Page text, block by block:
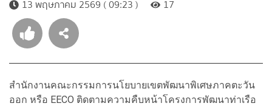
13 พฤษภาคม 2569 ( 09:23 )
17
สำนักงานคณะกรรมการนโยบายเขตพัฒนาพิเศษภาคตะวัน
ออก หรือ EECO ติดตามความคืบหน้าโครงการพัฒนาท่าเรือ